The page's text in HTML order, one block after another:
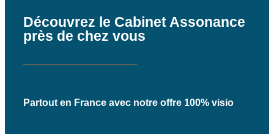
Découvrez le Cabinet Assonance
près de chez vous
Partout en France avec notre offre 100% visio